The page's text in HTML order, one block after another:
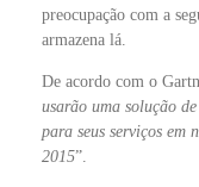
preocupação com a
armazena lá.
De acordo com o
usarão uma solução
para seus serviços em
2015”.